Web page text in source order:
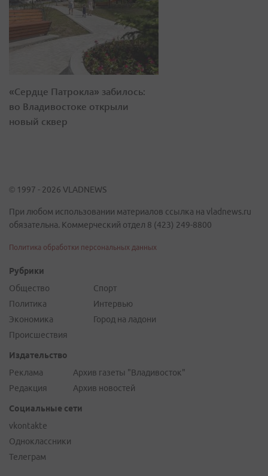
«Сердце Патрокла» забилось:
во Владивостоке открыли
новый сквер
© 1997 - 2026 VLADNEWS
При любом использовании материалов ссылка на vladnews.ru
обязательна. Коммерческий отдел 8 (423) 249-8800
Политика обработки персональных данных
Рубрики
Общество
Политика
Экономика
Происшествия
Спорт
Интервью
Город на ладони
Издательство
Реклама
Редакция
Архив газеты "Владивосток"
Архив новостей
Социальные сети
vkontakte
Одноклассники
Телеграм